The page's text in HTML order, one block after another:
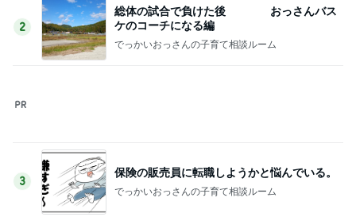
3
4
酔った流れでラブホテルへ行く
でっかいおっさんの子育て相談ルーム